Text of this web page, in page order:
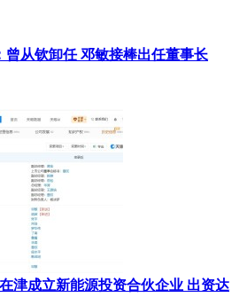
车/SUV 空间大、舒适性好
中不可忽视的因素。汽车市场始终处
新车不断涌现，技术也在持续更新。
注市场上的新款车型、热门车型以及
新能源汽车发展势头迅猛，凭借其环
到了越来越多消费者的关注。如果对
新能源汽车或许是一个不错的选择。
要指标。不同品牌和车型的保值率存
高的车辆，在未来换车时能够减少损
曾从钦卸任 邓敏接棒出任董事长
津成立新能源投资合伙企业 出资达